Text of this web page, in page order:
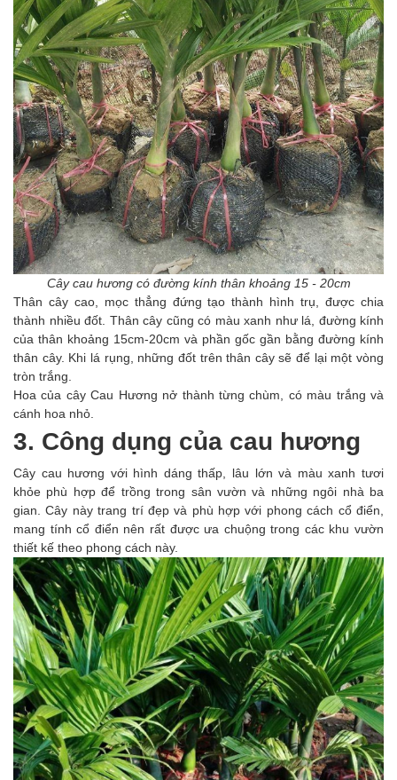
Cây cau hương có đường kính thân khoảng 15 - 20cm
Thân cây cao, mọc thẳng đứng tạo thành hình trụ, được chia
thành nhiều đốt. Thân cây cũng có màu xanh như lá, đường kính
của thân khoảng 15cm-20cm và phần gốc gần bằng đường kính
thân cây. Khi lá rụng, những đốt trên thân cây sẽ để lại một vòng
tròn trắng.
Hoa của cây Cau Hương nở thành từng chùm, có màu trắng và
cánh hoa nhỏ.
3. Công dụng của cau hương
Cây cau hương với hình dáng thấp, lâu lớn và màu xanh tươi
khỏe phù hợp để trồng trong sân vườn và những ngôi nhà ba
gian. Cây này trang trí đẹp và phù hợp với phong cách cổ điển,
mang tính cổ điển nên rất được ưa chuộng trong các khu vườn
thiết kế theo phong cách này.